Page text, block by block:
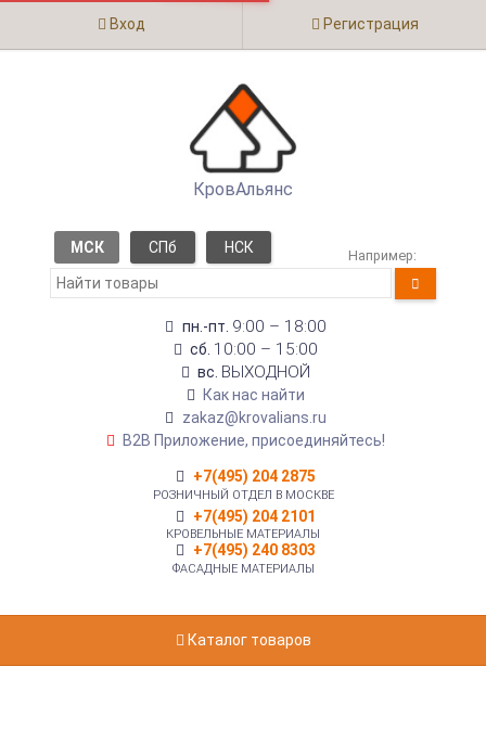
Вход Регистрация
КровАльянс
МСК СПб НСК Например:
пн.-пт. 9:00 – 18:00
сб. 10:00 – 15:00
вс. ВЫХОДНОЙ
Как нас найти
zakaz@krovalians.ru
B2B Приложение, присоединяйтесь!
+7(495) 204 2875
РОЗНИЧНЫЙ ОТДЕЛ В МОСКВЕ
+7(495) 204 2101
КРОВЕЛЬНЫЕ МАТЕРИАЛЫ
+7(495) 240 8303
ФАСАДНЫЕ МАТЕРИАЛЫ
Каталог товаров